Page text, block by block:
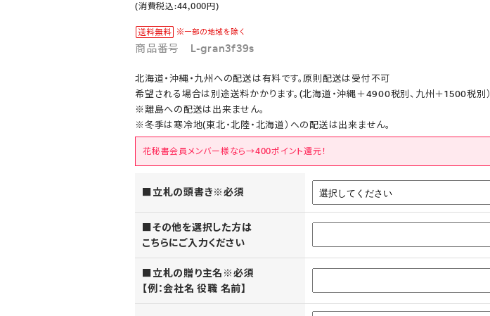
(消費税込:44,000円)
商品番号 L-gran3f39s
北海道・沖縄・九州への配送は有料です。原則配送は受付不可
希望される場合は別途送料かかります。(北海道・沖縄＋4900税別、九州＋1500税別）
※離島への配送は出来ません。
※冬季は寒冷地(東北・北陸・北海道）への配送は出来ません。
花秘書会員メンバー様なら→400ポイント還元！
■立札の頭書き※必須
■その他を選択した方は
こちらにご入力ください
■立札の贈り主名※必須
【例：会社名 役職 名前】